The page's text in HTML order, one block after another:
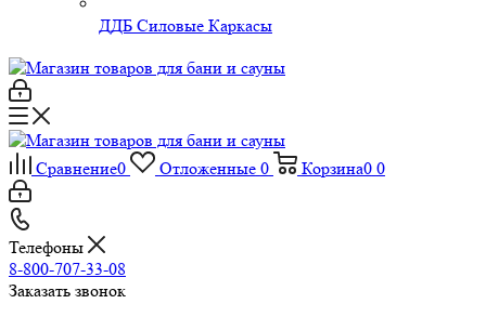
ДДБ Силовые Каркасы
Сравнение0 Отложенные 0 Корзина0 0
Телефоны
8-800-707-33-08
Заказать звонок